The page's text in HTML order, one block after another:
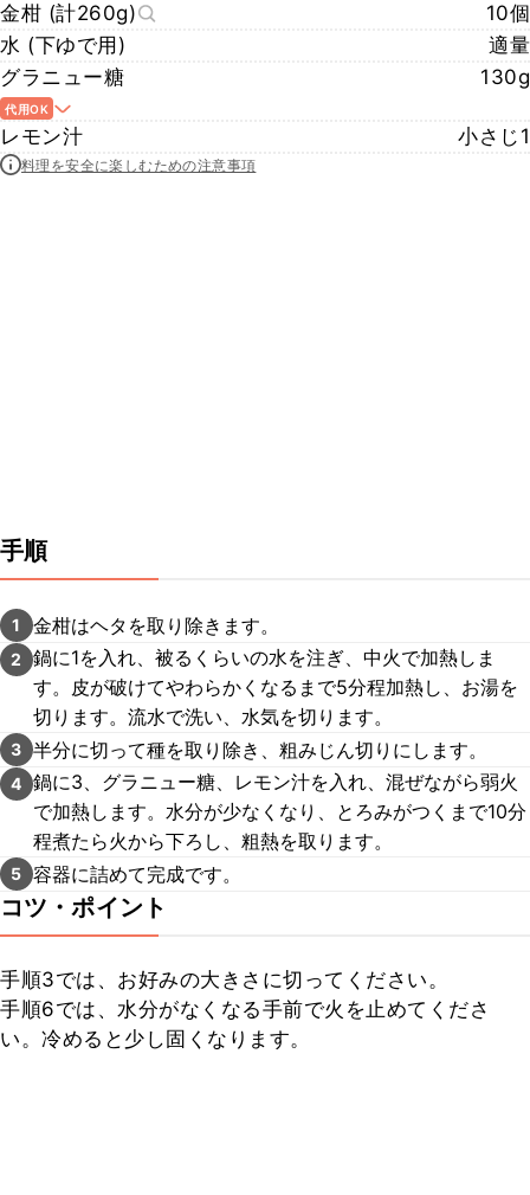
金柑 (計260g)
10個
水 (下ゆで用)
適量
グラニュー糖
130g
代用OK
レモン汁 小さじ1
料理を安全に楽しむための注意事項
手順
1 金柑はヘタを取り除きます。
2
鍋に1を入れ、被るくらいの水を注ぎ、中火で加熱しま
す。皮が破けてやわらかくなるまで5分程加熱し、お湯を
切ります。流水で洗い、水気を切ります。
3 半分に切って種を取り除き、粗みじん切りにします。
4 鍋に3、グラニュー糖、レモン汁を入れ、混ぜながら弱火
で加熱します。水分が少なくなり、とろみがつくまで10分
程煮たら火から下ろし、粗熱を取ります。
5 容器に詰めて完成です。
コツ・ポイント
手順3では、お好みの大きさに切ってください。
手順6では、水分がなくなる手前で火を止めてくださ
い。冷めると少し固くなります。